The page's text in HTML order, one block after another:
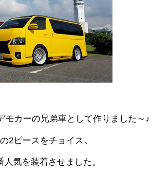
モカーの兄弟車として作りました～♪
2ピースをチョイス。
気を装着させました。